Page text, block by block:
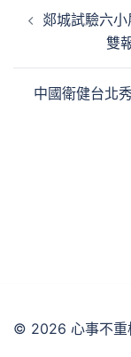
章 郯城試驗六
雙
中國衛健台北
© 2026 心事不